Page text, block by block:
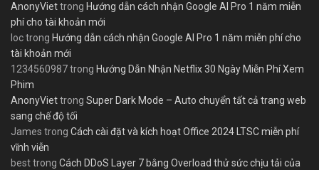
AnonyViettrong Hướng dẫn cách nhận Google AI Pro 1 năm miễn
phí cho tài khoản mới
loctrong Hướng dẫn cách nhận Google AI Pro 1 năm miễn phí cho
tài khoản mới
1234560987trong Hướng Dẫn Nhận Netflix 30 Ngày Miễn Phí Xem
Phim
AnonyViettrong Super Dark Mode – Auto chuyển tất cả trang web
sang chế độ tối
James trong Cách cài đặt và kích hoạt Office 2024 LTSC miễn phí
vĩnh viễn
besttrong Cách DDoS Layer 7 bằng Overload thử sức chịu tải của